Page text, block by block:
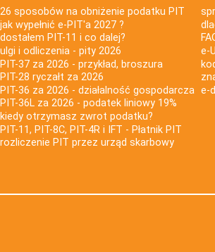
26 sposobów na obniżenie podatku PIT
jak wypełnić e-PIT'a 2027 ?
dostałem PIT-11 i co dalej?
ulgi i odliczenia - pity 2026
PIT-37 za 2026 - przykład, broszura
PIT-28 ryczałt za 2026
PIT-36 za 2026 - działalność gospodarcza
PIT-36L za 2026 - podatek liniowy 19%
kiedy otrzymasz zwrot podatku?
PIT-11, PIT-8C, PIT-4R i IFT - Płatnik PIT
rozliczenie PIT przez urząd skarbowy
e-
e-